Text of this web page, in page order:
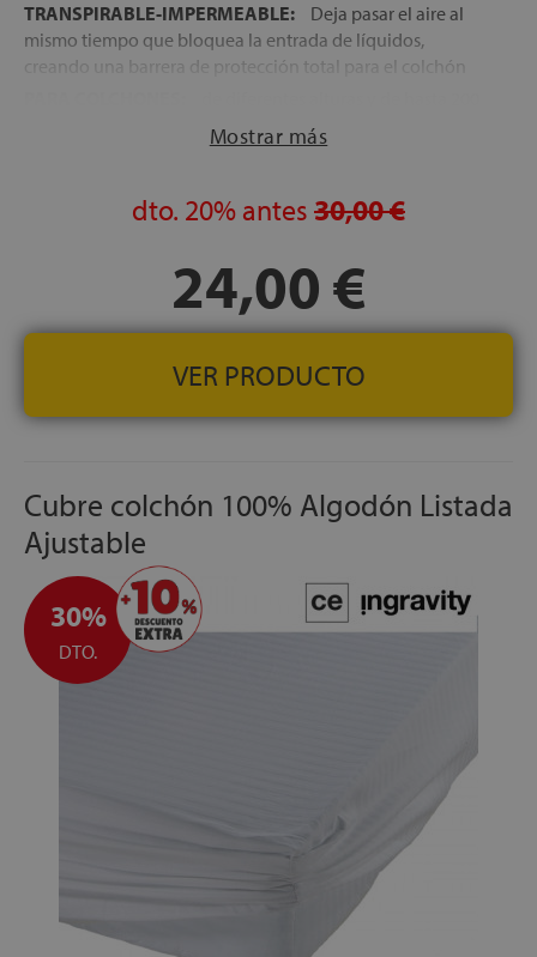
TRANSPIRABLE-IMPERMEABLE:
Deja pasar el aire al
mismo tiempo que bloquea la entrada de líquidos,
creando una barrera de protección total para el colchón
Mostrar más
dto. 20% antes 30,00 €
24,00 €
VER PRODUCTO
Cubre colchón 100% Algodón Listada
Ajustable
30%
DTO.